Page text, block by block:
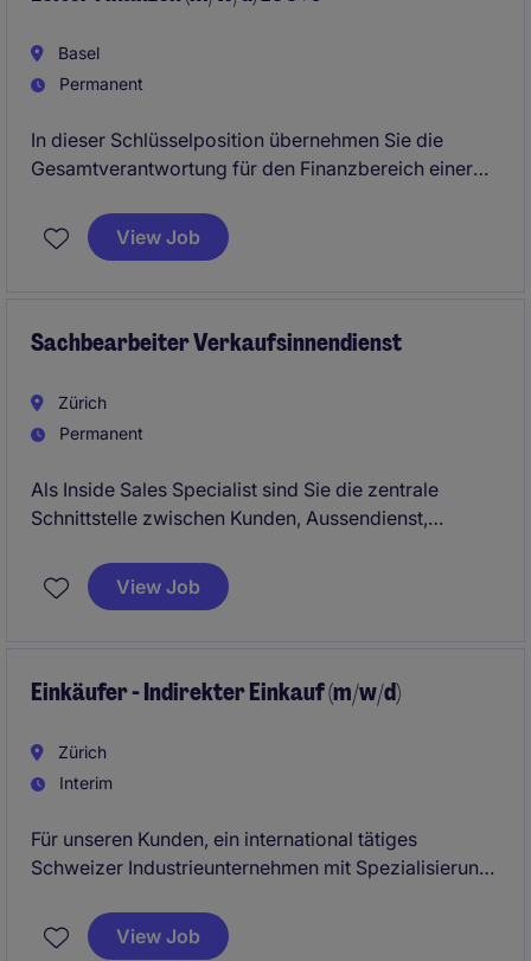
Basel
Permanent
In dieser Schlüsselposition übernehmen Sie die
Gesamtverantwortung für den Finanzbereich einer
Teil der Geschäftsleitung.
den Managing Director und das gesamte Leadership-
View Job
Sachbearbeiter Verkaufsinnendienst
Zürich
Permanent
Als Inside Sales Specialist sind Sie die zentrale
Schnittstelle zwischen Kunden, Aussendienst,
koordinieren Liefertermine und betreuen Kunden
telefonisch sowie schriftlich. Mit Ihrem
Kundenzufriedenheit.
View Job
Einkäufer - Indirekter Einkauf (m/w/d)
Zürich
Interim
Für unseren Kunden, ein international tätiges
Schweizer Industrieunternehmen mit Spezialisierung
Systeme, suchen wir aktuell eine temporäre
Unterstützung im Einkauf im Zürcher Oberland.
View Job